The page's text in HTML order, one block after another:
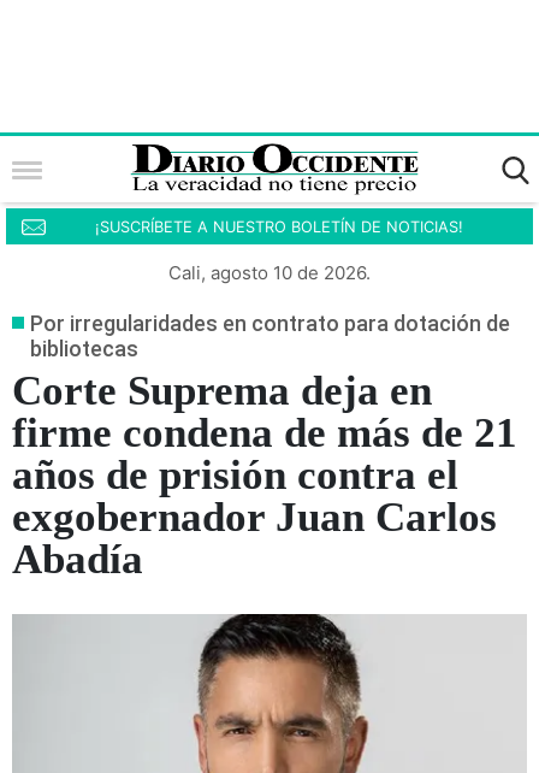
¡SUSCRÍBETE A NUESTRO BOLETÍN DE NOTICIAS!
Cali, agosto 10 de 2026.
Por irregularidades en contrato para dotación de
bibliotecas
Corte Suprema deja en
firme condena de más de 21
años de prisión contra el
exgobernador Juan Carlos
Abadía